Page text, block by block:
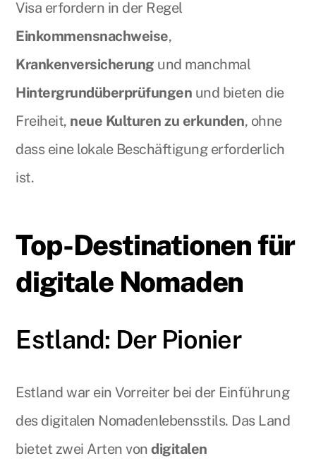
Visa erfordern in der Regel
Einkommensnachweise,
Krankenversicherung und manchmal
Hintergrundüberprüfungen und bieten die
Freiheit, neue Kulturen zu erkunden, ohne
dass eine lokale Beschäftigung erforderlich
ist.
Top-Destinationen für
digitale Nomaden
Estland: Der Pionier
Estland war ein Vorreiter bei der Einführung
des digitalen Nomadenlebensstils. Das Land
bietet zwei Arten vondigitalen